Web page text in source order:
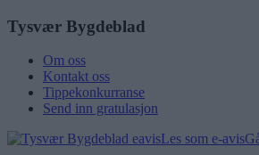
Tysvær Bygdeblad
Om oss
Kontakt oss
Tippekonkurranse
Send inn gratulasjon
Les som e-avis